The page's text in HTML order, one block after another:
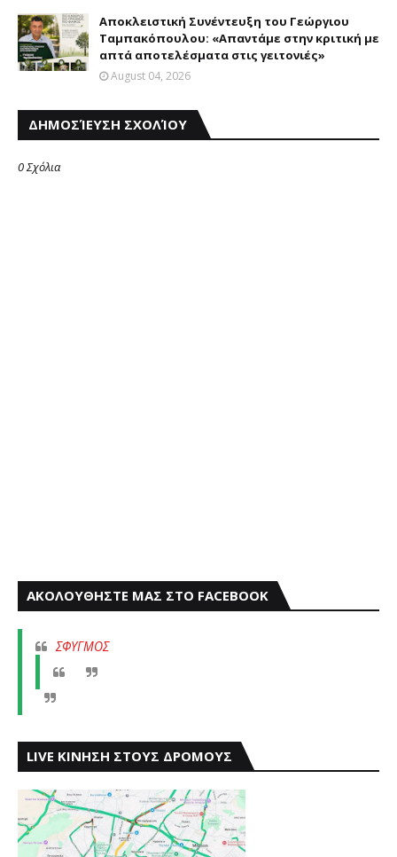
Αποκλειστική Συνέντευξη του Γεώργιου
Ταμπακόπουλου: «Απαντάμε στην κριτική με
απτά αποτελέσματα στις γειτονιές»
August 04, 2026
ΔΗΜΟΣΊΕΥΣΗ ΣΧΟΛΊΟΥ
0 Σχόλια
ΑΚΟΛΟΥΘΗΣΤΕ ΜΑΣ ΣΤΟ FACEBOOK
ΣΦΥΓΜΟΣ
LIVE ΚΙΝΗΣΗ ΣΤΟΥΣ ΔΡΟΜΟΥΣ